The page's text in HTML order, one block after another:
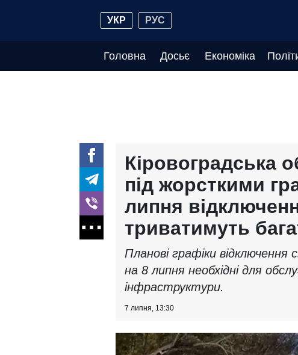
УКР РУС
Головна Досьє Економіка
Кіровоградська
під жорсткими
липня
триватимуть
Планові графіки відключення
на 8 липня необхідні для
інфраструктури.
7 липня, 13:30